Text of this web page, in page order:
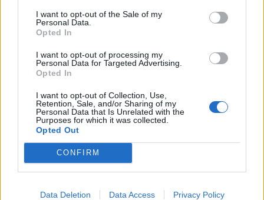
I want to opt-out of the Sale of my
Personal Data.
Opted In
I want to opt-out of processing my
Personal Data for Targeted Advertising.
Opted In
I want to opt-out of Collection, Use,
Retention, Sale, and/or Sharing of my
Personal Data that Is Unrelated with the
Purposes for which it was collected.
Opted Out
CONFIRM
Data Deletion Data Access Privacy Policy
ΝΟ ΠΥΛΟΥ – ΣΔΥ ΤΡΙΠΟΛΗΣ: 57-71
ΠΟΛΥΒΙΟΣ ΜΕΓΑΛΟΠΟΛΗΣ – ΛΑΚΩΝΙΚΟΣ
ΚΡΟΝΟΣ: 70-68
Βαθμολογία (10 αγώνες)
1. ΣΠΑΡΤΙΑΤΙΚΟΣ 17
2. ΠΑΟ ΚΑΛΑΜΑΤΑΣ 16
3. ΑΠΣ ΑΚΑΔΗΜΟΣ 16
4. ΣΔΥ ΤΡΙΠΟΛΗΣ 16
5. ΑΕ ΣΠΑΡΤΗΣ 14
6. ΔΙΩΝ ΚΥΠ/ΣΙΑΣ 13